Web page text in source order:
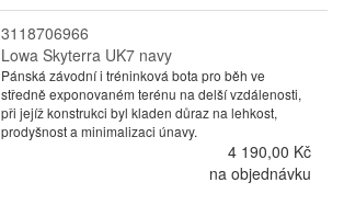
3118706966
Lowa Skyterra UK7 navy
Pánská závodní i tréninková bota pro běh ve
středně exponovaném terénu na delší vzdálenosti,
při jejíž konstrukci byl kladen důraz na lehkost,
prodyšnost a minimalizaci únavy.
4 190,00 Kč
na objednávku